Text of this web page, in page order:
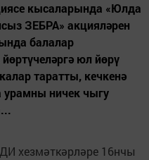
кысаларында «Юлда
ЗЕБРА» акцияләрен
балалар
юл йөрү
таратты, кечкенә
урамны ничек чыгу
хезмәткәрләре 16нчы